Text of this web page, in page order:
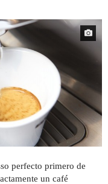
perfecto primero de
un café